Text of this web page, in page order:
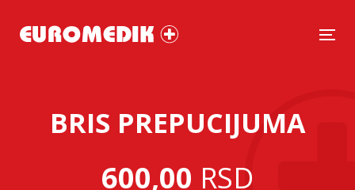
BRIS PREPUCIJUMA
600,00 RSD